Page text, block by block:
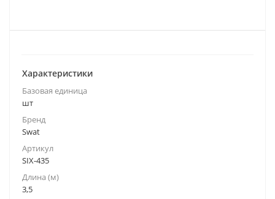
Характеристики
Базовая единица
шт
Бренд
Swat
Артикул
SIX-435
Длина (м)
3,5